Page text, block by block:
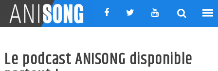
content
Le podcast ANISONG disponible